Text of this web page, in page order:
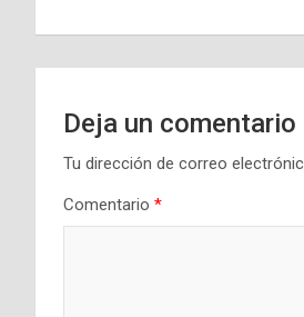
entradas
Deja un comentario
Tu dirección de correo
Comentario *